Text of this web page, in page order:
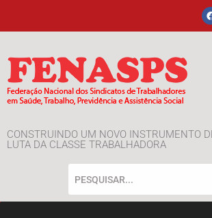
CONSTRUINDO UM NOVO INSTRUMENTO
LUTA DA CLASSE TRABALHADORA